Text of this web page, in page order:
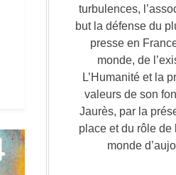
turbulences,
but la défense du
presse en
monde, de
L’Humanité et la
valeurs de son
Jaurès, par la
place et du rôle de
monde